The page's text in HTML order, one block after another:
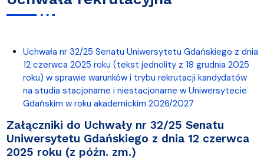
Uchwała nr 32/25 Senatu Uniwersytetu Gdańskiego z dnia
12 czerwca 2025 roku (tekst jednolity z 18 grudnia 2025
roku) w sprawie warunków i trybu rekrutacji kandydatów
na studia stacjonarne i niestacjonarne w Uniwersytecie
Gdańskim w roku akademickim 2026/2027
Załączniki do Uchwały nr 32/25 Senatu
Uniwersytetu Gdańskiego z dnia 12 czerwca
2025 roku (z późn. zm.)